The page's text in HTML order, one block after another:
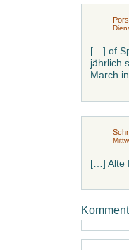
[…] of
jährlich
March
[…] Alte